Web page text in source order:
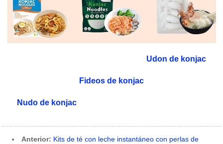
Udon de konjac
Fideos de konjac
Nudo de konjac
Anterior: Kits de té con leche instantáneo con perlas de